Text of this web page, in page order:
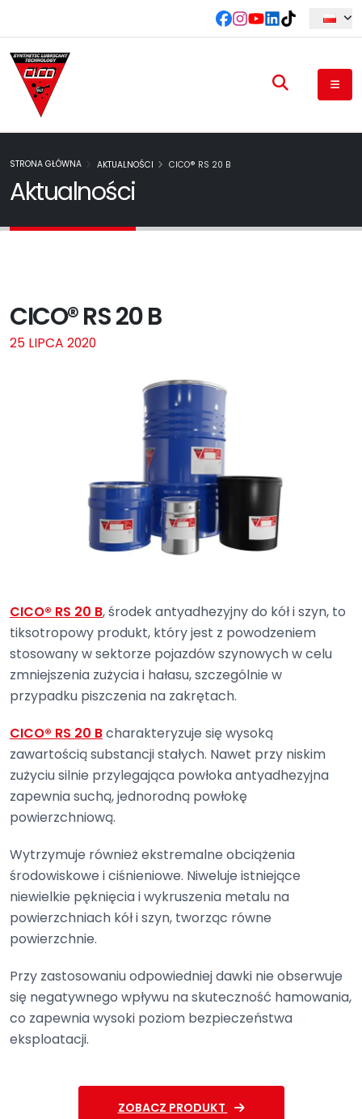
STRONA GŁÓWNA AKTUALNOŚCI CICO® RS 20 B
Aktualności
CICO® RS 20 B
25 LIPCA 2020
CICO® RS 20 B, środek antyadhezyjny do kół i szyn, to
tiksotropowy produkt, który jest z powodzeniem
stosowany w sektorze pojazdów szynowych w celu
zmniejszenia zużycia i hałasu, szczególnie w
przypadku piszczenia na zakrętach.
CICO® RS 20 Bcharakteryzuje się wysoką
zawartością substancji stałych. Nawet przy niskim
zużyciu silnie przylegająca powłoka antyadhezyjna
zapewnia suchą, jednorodną powłokę
powierzchniową.
Wytrzymuje również ekstremalne obciążenia
środowiskowe i ciśnieniowe. Niweluje istniejące
niewielkie pęknięcia i wykruszenia metalu na
powierzchniach kół i szyn, tworząc równe
powierzchnie.
Przy zastosowaniu odpowiedniej dawki nie obserwuje
się negatywnego wpływu na skuteczność hamowania,
co zapewnia wysoki poziom bezpieczeństwa
eksploatacji.
ZOBACZ PRODUKT